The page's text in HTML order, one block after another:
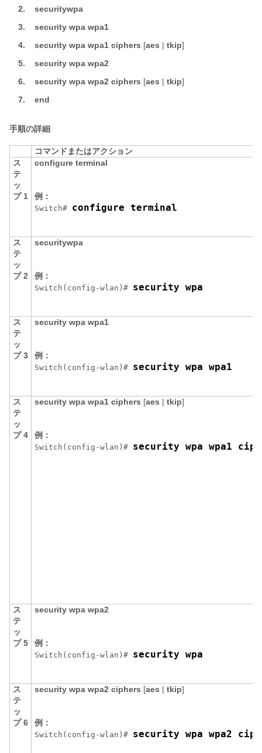
2.
securitywpa
3.
security wpa wpa1
4.
security wpa wpa1 ciphers [aes | tkip]
5.
security wpa wpa2
6.
security wpa wpa2 ciphers [aes | tkip]
7.
end
手順の詳細
コマンドまたはアクション
ス
テ
ッ
プ 1
configure terminal
例：
Switch# configure terminal
ス
テ
ッ
プ 2
securitywpa
例：
Switch (config-wlan)# security wpa
ス
テ
ッ
プ 3
security wpa wpa1
例：
Switch (config-wlan)# security wpa wpa1
ス
テ
ッ
プ 4
security wpa wpa1 ciphers [aes | tkip]
例：
Switch (config-wlan)# security wpa wpa1
ス
テ
ッ
プ 5
security wpa wpa2
例：
Switch (config-wlan)# security wpa
ス
テ
ッ
プ 6
security wpa wpa2 ciphers [aes | tkip]
例：
Switch (config-wlan)# security wpa wpa2